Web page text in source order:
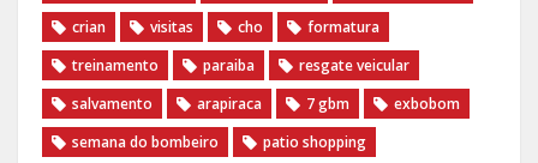
crian
visitas cho
formatura
treinamento
paraiba
resgate veicular
salvamento
arapiraca 7 gbm
exbobom
semana do bombeiro
patio shopping